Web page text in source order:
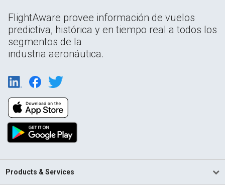
FlightAware provee información de vuelos
predictiva, histórica y en tiempo real a todos los
segmentos de la
industria aeronáutica.
Products & Services